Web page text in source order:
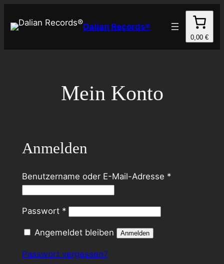
Inhalt
Dalian Records®
0,00 €
Mein Konto
Anmelden
Benutzername oder E-Mail-Adresse *Erforderlich
Passwort *Erforderlich
Angemeldet bleiben Anmelden
Passwort vergessen?